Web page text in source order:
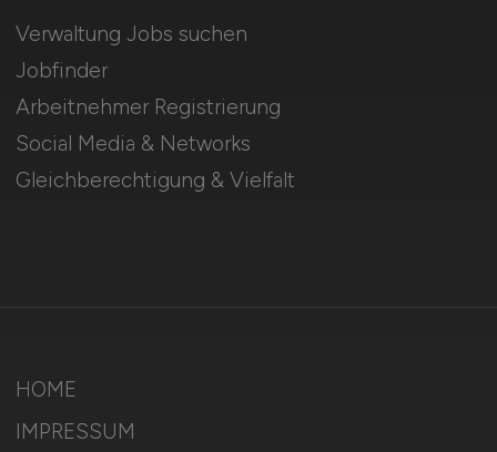
Verwaltung Jobs suchen
Jobfinder
Arbeitnehmer Registrierung
Social Media & Networks
Gleichberechtigung & Vielfalt
HOME
IMPRESSUM